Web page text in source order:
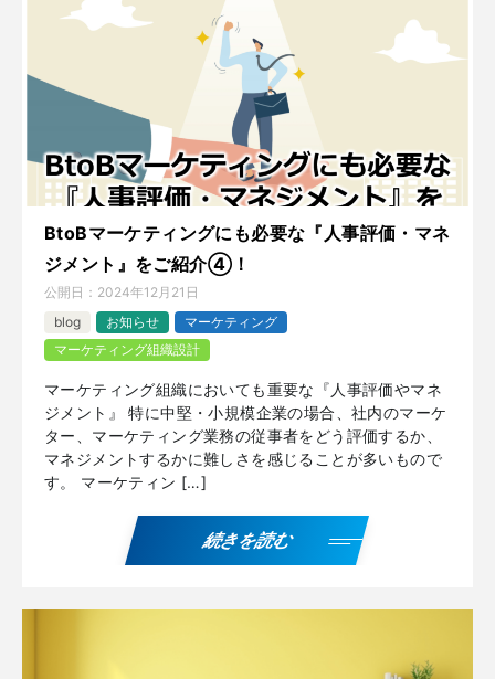
BtoBマーケティングにも必要な『人事評価・マネ
ジメント』をご紹介④！
公開日： 2024年12月21日
blog
お知らせ
マーケティング
マーケティング組織設計
マーケティング組織においても重要な『人事評価やマネ
ジメント』 特に中堅・小規模企業の場合、社内のマーケ
ター、マーケティング業務の従事者をどう評価するか、
マネジメントするかに難しさを感じることが多いもので
す。 マーケティン […]
続きを読む